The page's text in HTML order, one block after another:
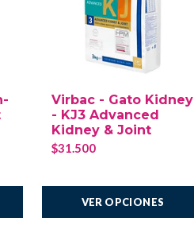
Virbac - Gato Kidney
- KJ3 Advanced
Kidney & Joint
$31.500
VER OPCIONES